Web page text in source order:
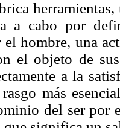
a cabo por
el hombre, una
el objeto de
a la
más
del ser por